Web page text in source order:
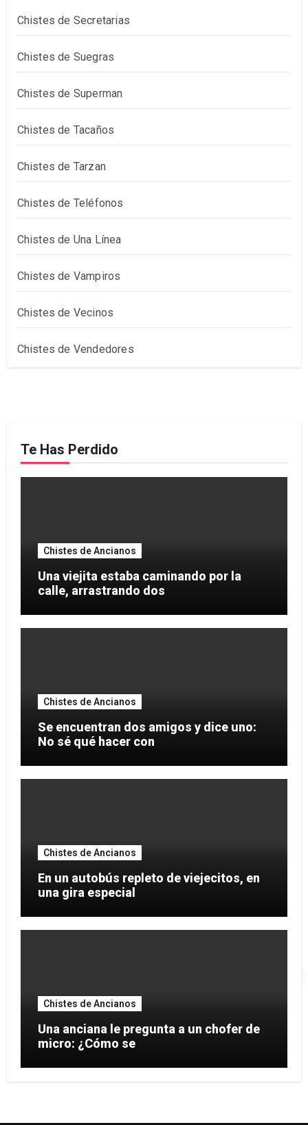
Chistes de Secretarias
Chistes de Suegras
Chistes de Superman
Chistes de Tacaños
Chistes de Tarzan
Chistes de Teléfonos
Chistes de Una Línea
Chistes de Vampiros
Chistes de Vecinos
Chistes de Vendedores
Te Has Perdido
Chistes de Ancianos
Una viejita estaba caminando por la
calle, arrastrando dos
Chistes de Ancianos
Se encuentran dos amigos y dice uno:
No sé qué hacer con
Chistes de Ancianos
En un autobús repleto de viejecitos, en
una gira especial
Chistes de Ancianos
Una anciana le pregunta a un chofer de
micro: ¿Cómo se